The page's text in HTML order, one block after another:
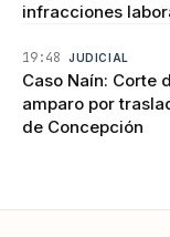
infracciones
19:48 JUDICIAL
Caso Naín: Corte
amparo por
de Concepción